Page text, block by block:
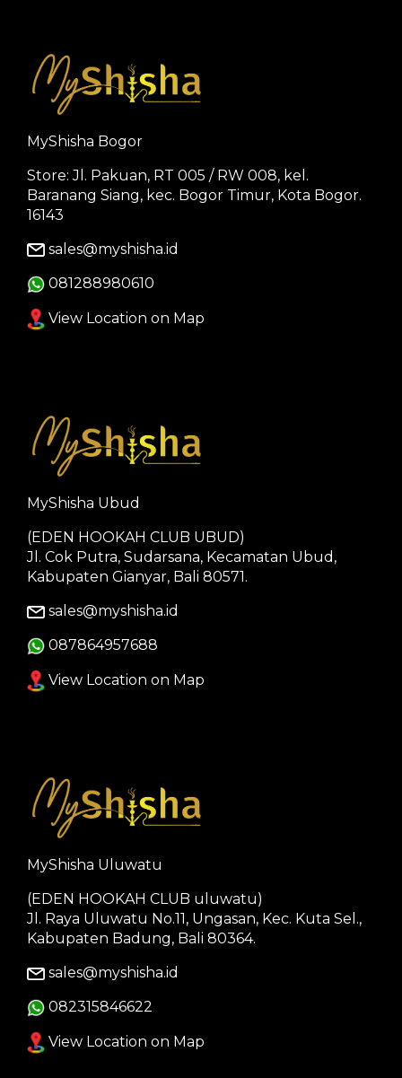
MyShisha Bogor
Store: Jl. Pakuan, RT 005 / RW 008, kel.
Baranang Siang, kec. Bogor Timur, Kota Bogor.
16143
sales@myshisha.id
081288980610
View Location on Map
MyShisha Ubud
(EDEN HOOKAH CLUB UBUD)
Jl. Cok Putra, Sudarsana, Kecamatan Ubud,
Kabupaten Gianyar, Bali 80571.
sales@myshisha.id
087864957688
View Location on Map
MyShisha Uluwatu
(EDEN HOOKAH CLUB uluwatu)
Jl. Raya Uluwatu No.11, Ungasan, Kec. Kuta Sel.,
Kabupaten Badung, Bali 80364.
sales@myshisha.id
082315846622
View Location on Map